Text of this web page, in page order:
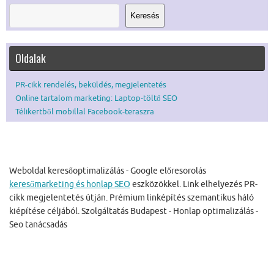
Keresés
Oldalak
PR-cikk rendelés, beküldés, megjelentetés
Online tartalom marketing: Laptop-töltő SEO
Télikertből mobillal Facebook-teraszra
Weboldal keresőoptimalizálás - Google előresorolás
keresőmarketing és honlap SEO eszközökkel. Link elhelyezés PR-
cikk megjelentetés útján. Prémium linképítés szemantikus háló
kiépítése céljából. Szolgáltatás Budapest - Honlap optimalizálás -
Seo tanácsadás